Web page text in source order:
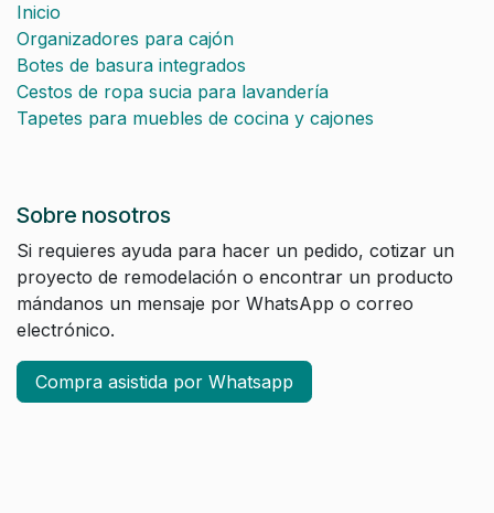
Inicio
Organizadores para cajón
Botes de basura integrados
Cestos de ropa sucia para lavandería
Tapetes para muebles de cocina y cajones
Sobre nosotros
Si requieres ayuda para hacer un pedido, cotizar un
proyecto de remodelación o encontrar un producto
mándanos un mensaje por WhatsApp o correo
electrónico.
Compra asistida por Whatsapp